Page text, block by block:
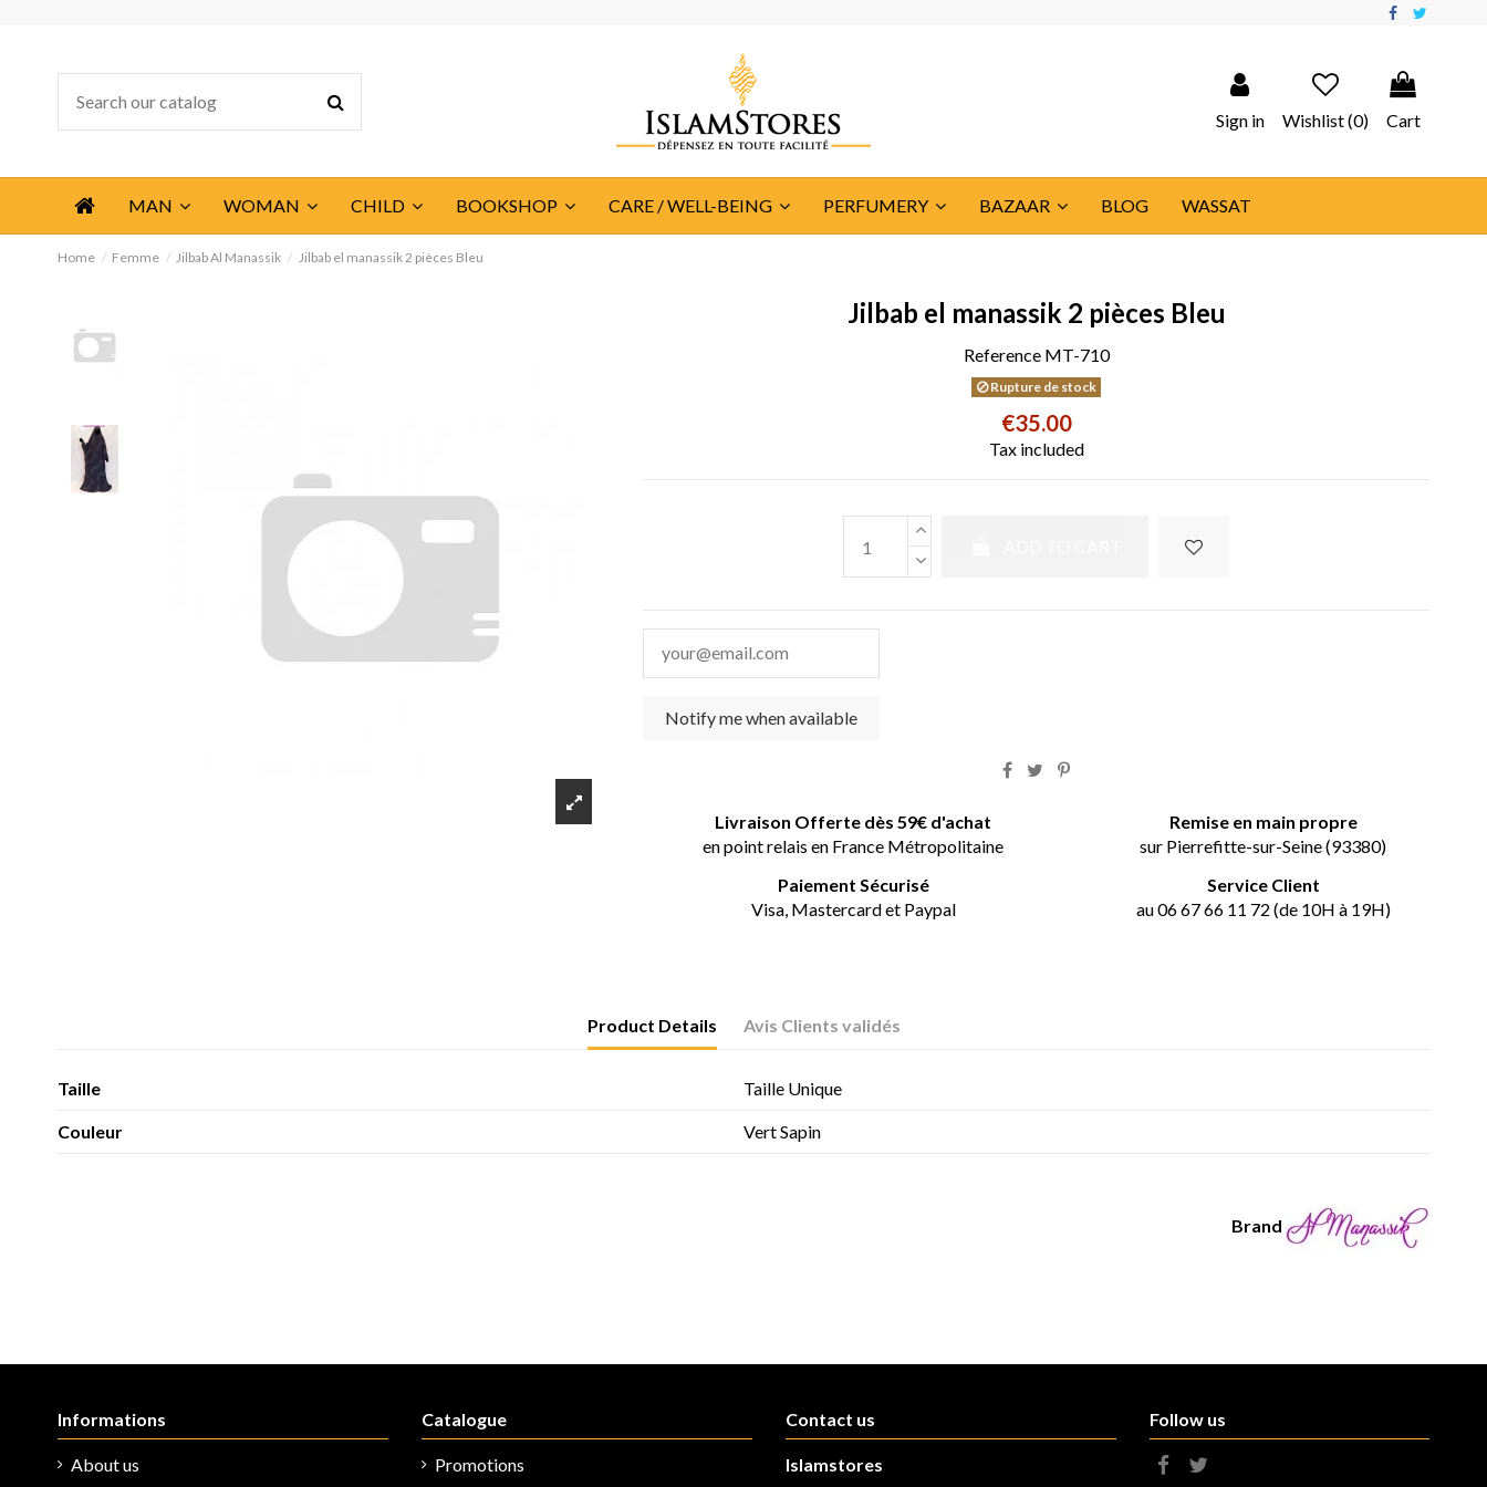
Sign in Wishlist (0) Cart
MAN WOMAN CHILD BOOKSHOP CARE / WELL-BEING PERFUMERY BAZAAR BLOG WASSAT
Home Femme Jilbab Al Manassik Jilbab el manassik 2 pièces Bleu
Jilbab el manassik 2 pièces Bleu
Reference MT-710
Rupture de stock
€35.00
Tax included
Livraison Offerte dès 59€ d'achat
en point relais en France Métropolitaine
Remise en main propre
sur Pierrefitte-sur-Seine (93380)
Paiement Sécurisé
Visa, Mastercard et Paypal
Service Client
au 06 67 66 11 72 (de 10H à 19H)
Product Details Avis Clients validés
Taille Taille Unique
Couleur Vert Sapin
Brand
Informations
About us
Catalogue
Promotions
Contact us
Islamstores
Follow us